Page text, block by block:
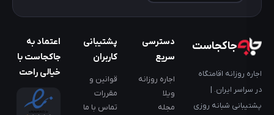
جاکجاست
اجاره روزانه اقامتگاه
در سراسر ایران. |
پشتیبانی شبانه روزی
دسترسی
سریع
اجاره روزانه
ویلا
مجله
پشتیبانی
کاربران
قوانین و
مقررات
تماس با ما
اعتماد به
جاکجاست با
خیالی راحت